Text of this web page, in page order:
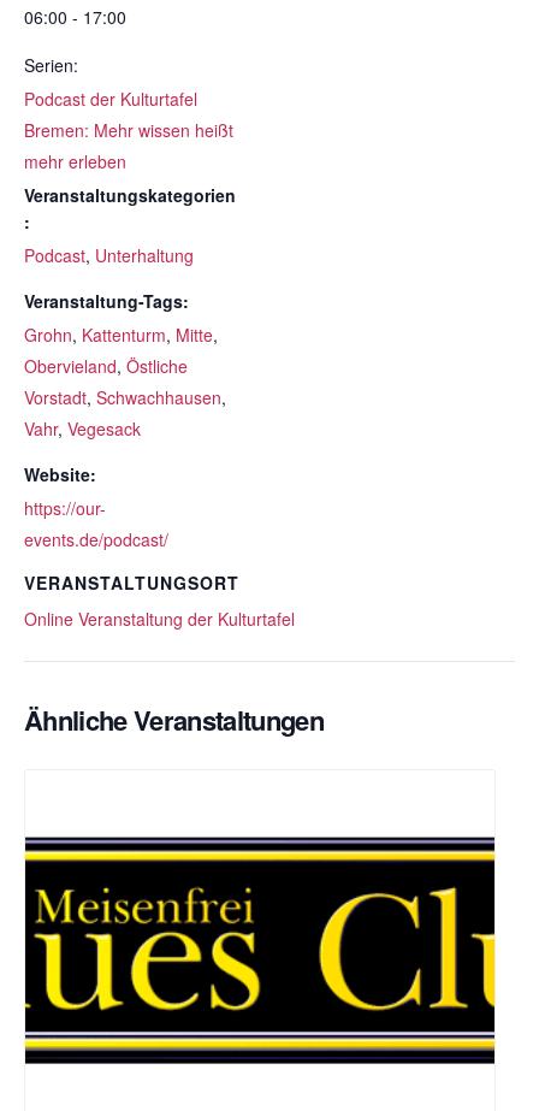
06:00 - 17:00
Serien:
Podcast der Kulturtafel
Bremen: Mehr wissen heißt
mehr erleben
Veranstaltungskategorien
:
Podcast, Unterhaltung
Veranstaltung-Tags:
Grohn, Kattenturm, Mitte,
Obervieland, Östliche
Vorstadt, Schwachhausen,
Vahr, Vegesack
Website:
https://our-
events.de/podcast/
VERANSTALTUNGSORT
Online Veranstaltung der Kulturtafel
Ähnliche Veranstaltungen